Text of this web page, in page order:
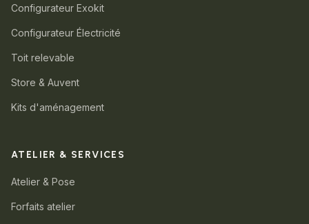
Configurateur Exokit
Configurateur Électricité
Toit relevable
Store & Auvent
Kits d'aménagement
ATELIER & SERVICES
Atelier & Pose
Forfaits atelier